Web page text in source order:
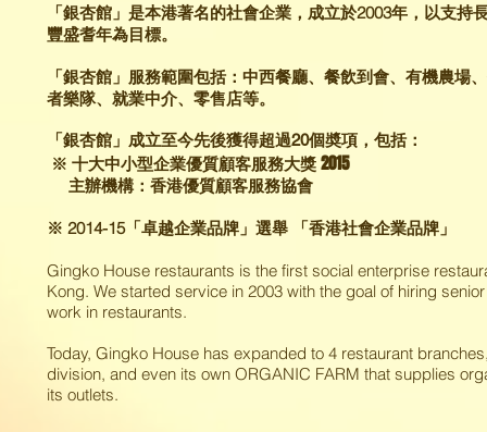
「銀杏館」是本港著名的社會企業，成立於2003年，以支持
豐盛耆年為目標。
「銀杏館」服務範圍包括：中西餐廳、餐飲到會、有機農場
者樂隊、就業中介、零售店等。
「銀杏館」成立至今先後獲得超過20個奬項，包括：
※ 十大中小型企業優質顧客服務大獎 2015
主辦機構：香港優質顧客服務協會
※ 2014-15「卓越企業品牌」選舉 「香港社會企業品牌」
Gingko House restaurants is the first social enterprise
Kong. We started service in 2003 with the goal of hiring
work in restaurants.
Today, Gingko House has expanded to 4 restaurant
division, and even its own ORGANIC FARM that supplies
its outlets.